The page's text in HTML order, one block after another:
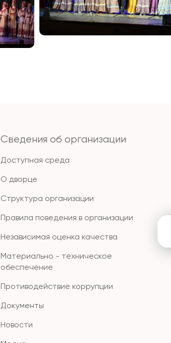
Сведения об организации
Доступная среда
О дворце
Структура организации
Правила поведения в организации
Независимая оценка качества
Материально - техническое
обеспечение
Противодействие коррупции
Документы
Новости